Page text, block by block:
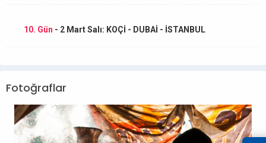
10. Gün - 2 Mart Salı: KOÇİ - DUBAİ - İSTANBUL
Fotoğraflar